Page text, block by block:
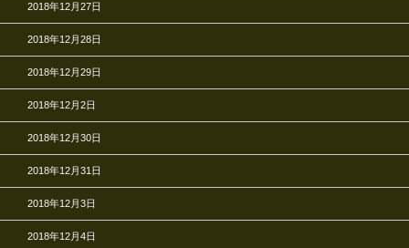
2018年12月27日
2018年12月28日
2018年12月29日
2018年12月2日
2018年12月30日
2018年12月31日
2018年12月3日
2018年12月4日